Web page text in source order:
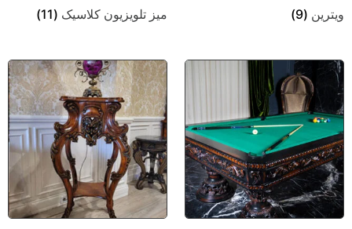
ویترین (9) میز تلویزیون کلاسیک (11)